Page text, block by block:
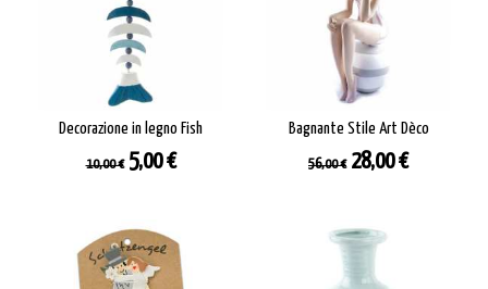
Decorazione in legno Fish
Prezzo
10,00 € Prezzo
5,00 €
Bagnante Stile Art Dèco
Prezzo
56,00 € Prezzo
28,00 €